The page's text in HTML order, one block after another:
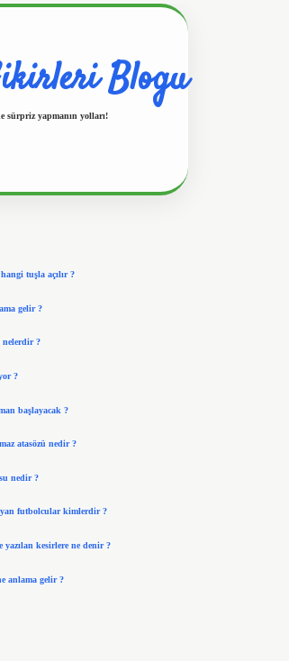
Blogu
sürpriz yapmanın yolları!
tuşla açılır ?
gelir ?
nelerdir ?
?
başlayacak ?
atasözü nedir ?
nedir ?
futbolcular kimlerdir ?
yazılan kesirlere ne denir ?
anlama gelir ?